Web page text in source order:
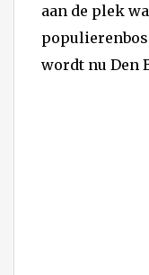
aan de plek
wordt nu Den